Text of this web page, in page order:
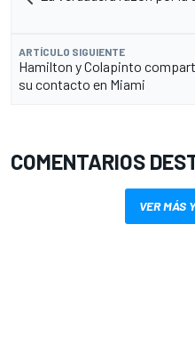
ARTÍCULO SIGUIENTE
Hamilton y Colapinto
su contacto en Miami
COMENTARIOS
VER MÁS